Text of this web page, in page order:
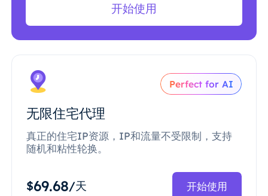
开始使用
Perfect for AI
无限住宅代理
真正的住宅IP资源，IP和流量不受限制，支持
随机和粘性轮换。
$69.68/天 开始使用